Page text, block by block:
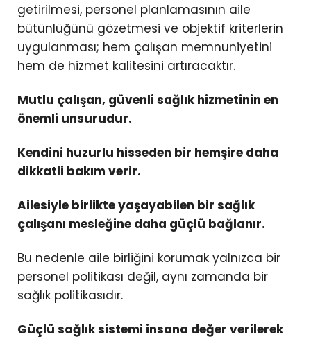
getirilmesi, personel planlamasının aile
bütünlüğünü gözetmesi ve objektif kriterlerin
uygulanması; hem çalışan memnuniyetini
hem de hizmet kalitesini artıracaktır.
Mutlu çalışan, güvenli sağlık hizmetinin en
önemli unsurudur.
Kendini huzurlu hisseden bir hemşire daha
dikkatli bakım verir.
Ailesiyle birlikte yaşayabilen bir sağlık
çalışanı mesleğine daha güçlü bağlanır.
Bu nedenle aile birliğini korumak yalnızca bir
personel politikası değil, aynı zamanda bir
sağlık politikasıdır.
Güçlü sağlık sistemi insana değer verilerek